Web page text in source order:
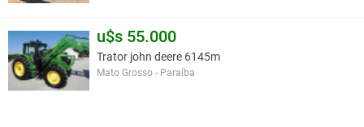
u$s 55.000
Trator john deere 6145m
Mato Grosso - Paraíba